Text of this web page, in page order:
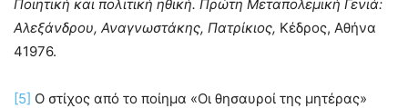
Ποιητική και πολιτική ηθική. Πρώτη Μεταπολεμική Γενιά:
Αλεξάνδρου, Αναγνωστάκης, Πατρίκιος, Κέδρος, Αθήνα
41976.
[5] Ο στίχος από το ποίημα «Οι θησαυροί της μητέρας»